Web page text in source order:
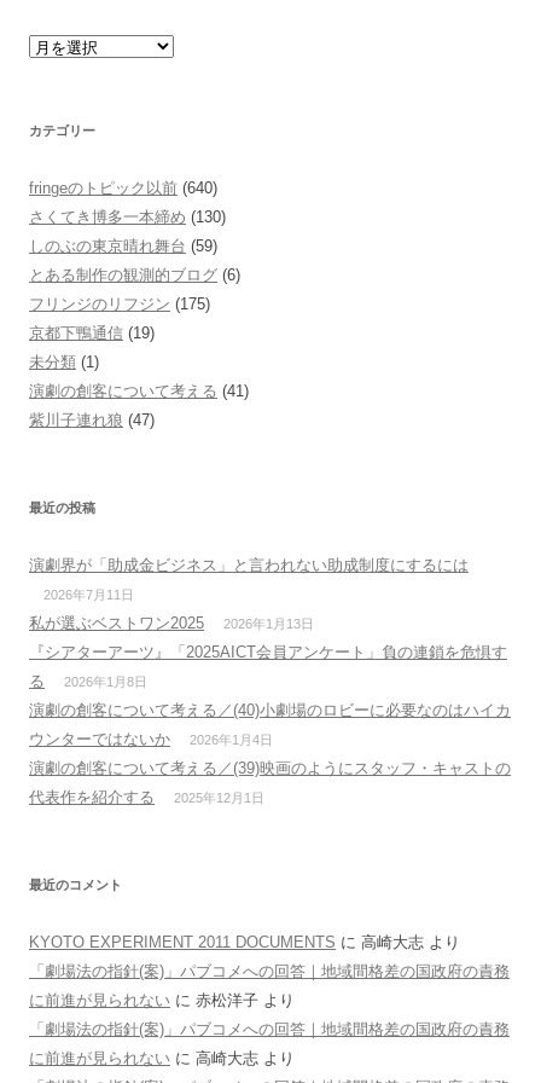
カテゴリー
fringeのトピック以前 (640)
さくてき博多一本締め (130)
しのぶの東京晴れ舞台 (59)
とある制作の観測的ブログ (6)
フリンジのリフジン (175)
京都下鴨通信 (19)
未分類 (1)
演劇の創客について考える (41)
紫川子連れ狼 (47)
最近の投稿
演劇界が「助成金ビジネス」と言われない助成制度にするには
2026年7月11日
私が選ぶベストワン2025 2026年1月13日
『シアターアーツ』「2025AICT会員アンケート」負の連鎖を危惧す
る
2026年1月8日
演劇の創客について考える／(40)小劇場のロビーに必要なのはハイカ
ウンターではないか
2026年1月4日
演劇の創客について考える／(39)映画のようにスタッフ・キャストの
代表作を紹介する
2025年12月1日
最近のコメント
KYOTO EXPERIMENT 2011 DOCUMENTS に 高崎大志 より
「劇場法の指針(案)」パブコメへの回答｜地域間格差の国政府の責務
に前進が見られない に 赤松洋子 より
「劇場法の指針(案)」パブコメへの回答｜地域間格差の国政府の責務
に前進が見られない に 高崎大志 より